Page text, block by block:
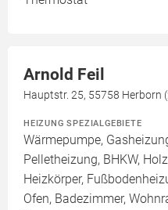
Arnold Feil
Hauptstr. 25, 55758 Herborn
HEIZUNG SPEZIALGEBIETE
Wärmepumpe,
Pelletheizung, BHKW,
Heizkörper,
Ofen, Badezimmer,